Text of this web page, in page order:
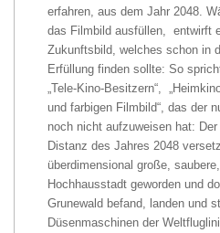
erfahren, aus dem Jahr 2048.
das Filmbild ausfüllen, entwirft
Zukunftsbild, welches schon in
Erfüllung finden sollte: So
„Tele-Kino-Besitzern“,
und farbigen Filmbild“, das der
noch nicht aufzuweisen hat:
Distanz des Jahres 2048
überdimensional große,
Hochhausstadt geworden und
Grunewald befand, landen und
Düsenmaschinen der